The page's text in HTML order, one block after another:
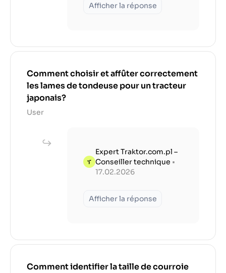
Afficher la réponse
Comment choisir et affûter correctement
les lames de tondeuse pour un tracteur
japonais?
User
Expert Traktor.com.pl –
Conseiller technique •
17.02.2026
Afficher la réponse
Comment identifier la taille de courroie